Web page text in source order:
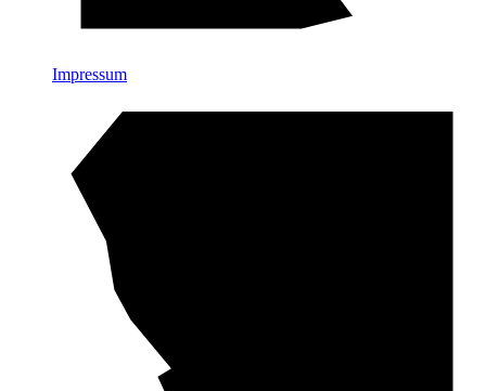
Impressum